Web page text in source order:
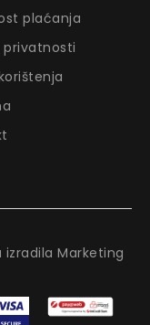
plaćanja
privatnosti
Marketing